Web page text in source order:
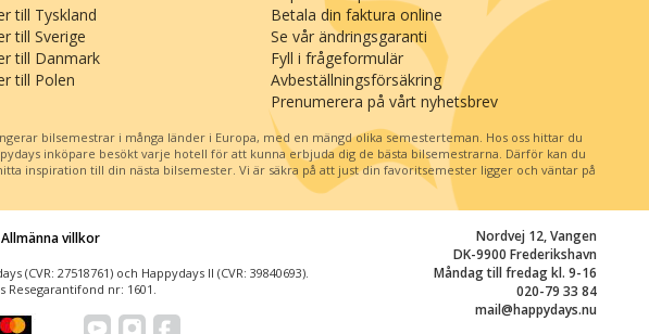
till Tyskland
till Sverige
till Danmark
till Polen
Betala din faktura online
Se vår ändringsgaranti
Fyll i frågeformulär
Avbeställningsförsäkring
Prenumerera på vårt nyhetsbrev
bilsemestrar i många länder i Europa, med en mängd olika semesterteman. Hos oss hittar du
inköpare besökt varje hotell för att kunna erbjuda dig de bästa bilsemestrarna. Därför kan du
inspiration till din nästa bilsemester. Vi är säkra på att just din favoritsemester ligger och väntar på
Nordvej 12, Vangen
DK-9900 Frederikshavn
Måndag till fredag kl. 9-16
020-79 33 84
mail@happydays.nu
Allmänna villkor
27518761) och Happydays II (CVR: 39840693).
nr: 1601.